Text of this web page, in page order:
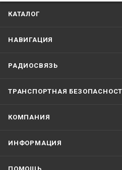
КАТАЛОГ
НАВИГАЦИЯ
РАДИОСВЯЗЬ
ТРАНСПОРТНАЯ
КОМПАНИЯ
ИНФОРМАЦИЯ